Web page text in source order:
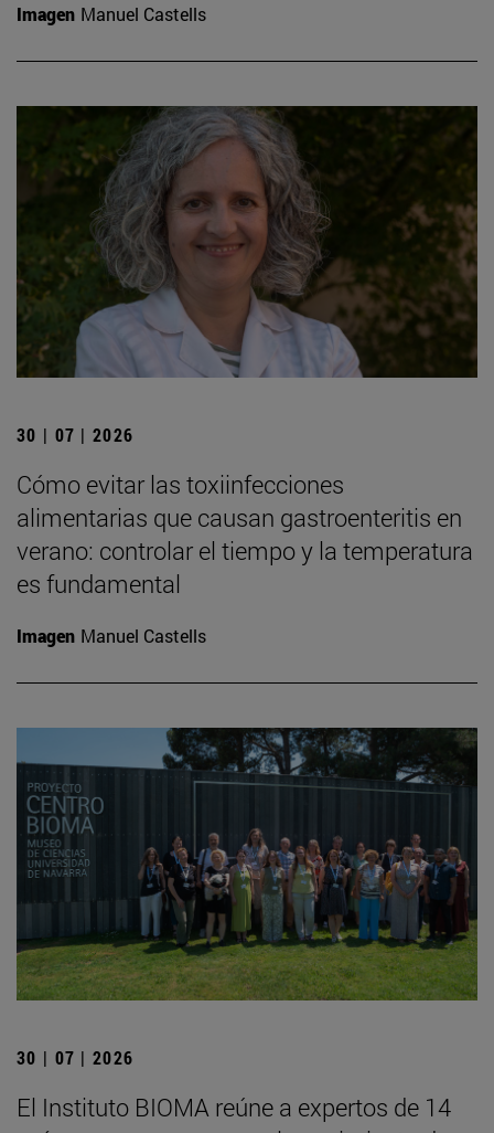
Imagen Manuel Castells
30 | 07 | 2026
Cómo evitar las toxiinfecciones
alimentarias que causan gastroenteritis en
verano: controlar el tiempo y la temperatura
es fundamental
Imagen Manuel Castells
30 | 07 | 2026
El Instituto BIOMA reúne a expertos de 14